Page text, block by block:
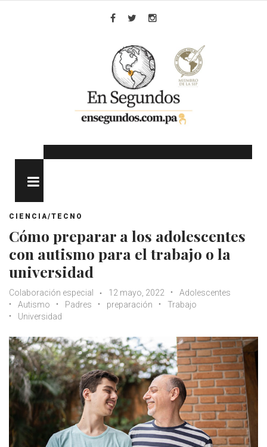
CIENCIA/TECNO
Cómo preparar a los adolescentes
con autismo para el trabajo o la
universidad
Colaboración especial 12 mayo, 2022
Adolescentes
Autismo
Padres preparación
Trabajo
Universidad